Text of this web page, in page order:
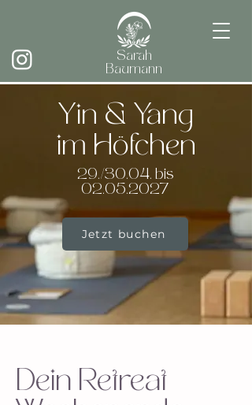
Sarah
Baumann
Yin & Yang
im Höfchen
29./30.04. bis
02.05.2027
Jetzt buchen
Dein Retreat